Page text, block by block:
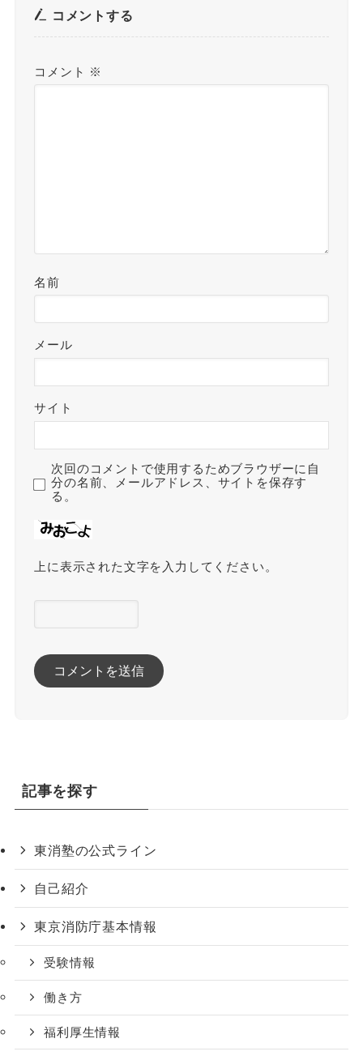
コメントする
コメント ※
名前
メール
サイト
次回のコメントで使用するためブラウザーに自
分の名前、メールアドレス、サイトを保存す
る。
上に表示された文字を入力してください。
記事を探す
東消塾の公式ライン
自己紹介
東京消防庁基本情報
受験情報
働き方
福利厚生情報